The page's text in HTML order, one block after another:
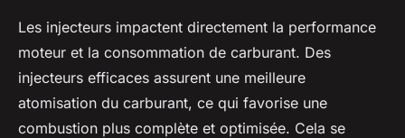
Les injecteurs impactent directement la performance
moteur et la consommation de carburant. Des
injecteurs efficaces assurent une meilleure
atomisation du carburant, ce qui favorise une
combustion plus complète et optimisée. Cela se